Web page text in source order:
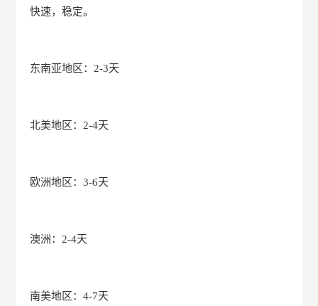
快速，稳定。
东南亚地区：2-3天
北美地区：2-4天
欧洲地区：3-6天
澳洲：2-4天
南美地区：4-7天